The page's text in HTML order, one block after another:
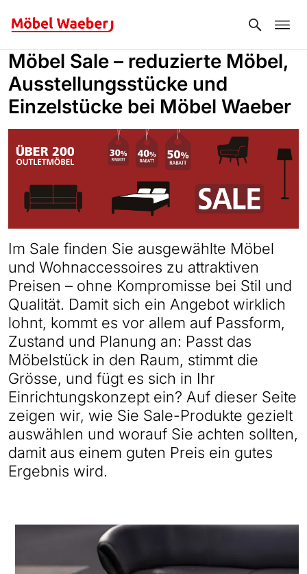
Search
Möbel Sale – reduzierte Möbel,
Ausstellungsstücke und
Einzelstücke bei Möbel Waeber
Im Sale finden Sie ausgewählte Möbel
und Wohnaccessoires zu attraktiven
Preisen – ohne Kompromisse bei Stil und
Qualität. Damit sich ein Angebot wirklich
lohnt, kommt es vor allem auf Passform,
Zustand und Planung an: Passt das
Möbelstück in den Raum, stimmt die
Grösse, und fügt es sich in Ihr
Einrichtungskonzept ein? Auf dieser Seite
zeigen wir, wie Sie Sale-Produkte gezielt
auswählen und worauf Sie achten sollten,
damit aus einem guten Preis ein gutes
Ergebnis wird.